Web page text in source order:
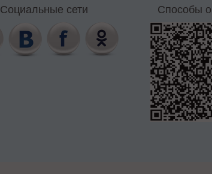
Социальные сети Способы